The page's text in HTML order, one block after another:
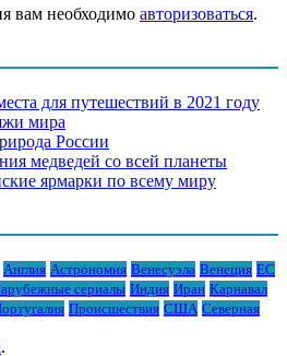
вам необходимо авторизоваться.
для путешествий в 2021 году
мира
России
медведей со всей планеты
ярмарки по всему миру
Англия Астрономия Венесуэла Венеция ЕС
сериалы Индия Иран Карнавал
Происшествия США Северная
.